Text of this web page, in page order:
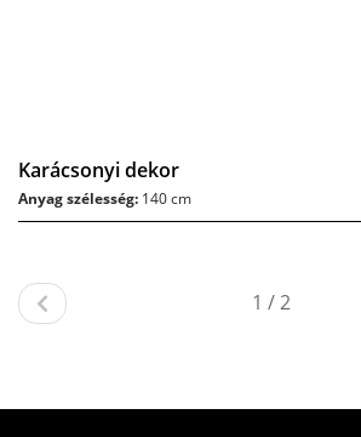
Karácsonyi dekor
Anyag szélesség: 140 cm
1 / 2